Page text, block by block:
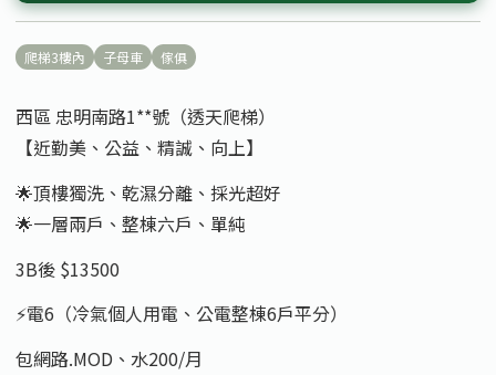
爬梯3樓內 子母車 傢俱
西區 忠明南路1**號（透天爬梯）
【近勤美、公益、精誠、向上】
🌟頂樓獨洗、乾濕分離、採光超好
🌟一層兩戶、整棟六戶、單純
3B後 $13500
⚡️電6（冷氣個人用電、公電整棟6戶平分）
包網路.MOD、水200/月